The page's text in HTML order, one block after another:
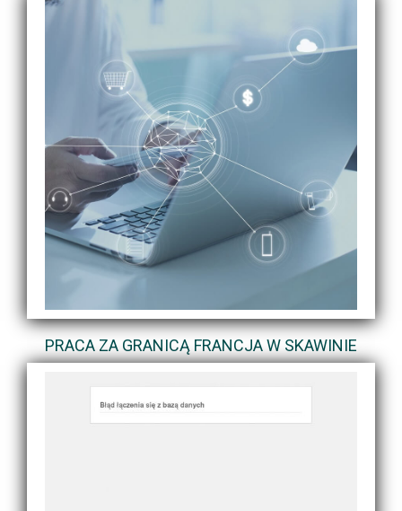
PRACA ZA GRANICĄ FRANCJA W SKAWINIE